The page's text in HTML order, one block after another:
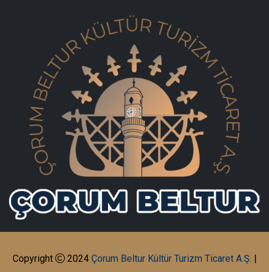
Copyright 2024 Çorum Beltur Kültür Turizm Ticaret A.Ş.